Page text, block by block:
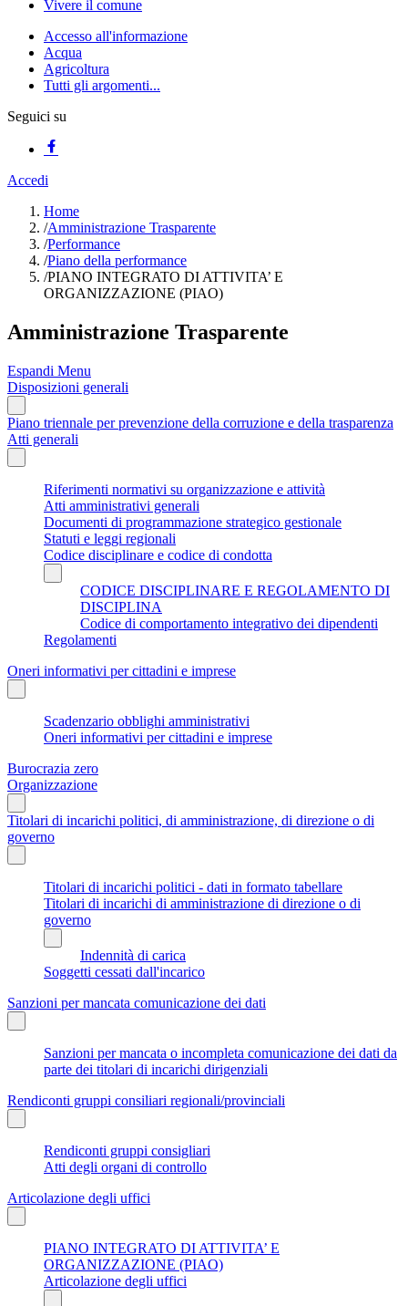
Vivere il comune
Accesso all'informazione
Acqua
Agricoltura
Tutti gli argomenti...
Seguici su
Accedi
Home
/Amministrazione Trasparente
/Performance
/Piano della performance
/PIANO INTEGRATO DI ATTIVITA’ E
ORGANIZZAZIONE (PIAO)
Amministrazione Trasparente
Espandi Menu
Disposizioni generali
Piano triennale per prevenzione della corruzione e della trasparenza
Atti generali
Riferimenti normativi su organizzazione e attività
Atti amministrativi generali
Documenti di programmazione strategico gestionale
Statuti e leggi regionali
Codice disciplinare e codice di condotta
CODICE DISCIPLINARE E REGOLAMENTO DI
DISCIPLINA
Codice di comportamento integrativo dei dipendenti
Regolamenti
Oneri informativi per cittadini e imprese
Scadenzario obblighi amministrativi
Oneri informativi per cittadini e imprese
Burocrazia zero
Organizzazione
Titolari di incarichi politici, di amministrazione, di direzione o di
governo
Titolari di incarichi politici - dati in formato tabellare
Titolari di incarichi di amministrazione di direzione o di
governo
Indennità di carica
Soggetti cessati dall'incarico
Sanzioni per mancata comunicazione dei dati
Sanzioni per mancata o incompleta comunicazione dei dati da
parte dei titolari di incarichi dirigenziali
Rendiconti gruppi consiliari regionali/provinciali
Rendiconti gruppi consigliari
Atti degli organi di controllo
Articolazione degli uffici
PIANO INTEGRATO DI ATTIVITA’ E
ORGANIZZAZIONE (PIAO)
Articolazione degli uffici